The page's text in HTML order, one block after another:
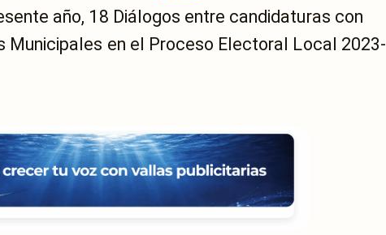
año, 18 Diálogos entre candidaturas con
Municipales en el Proceso Electoral Local 2023-